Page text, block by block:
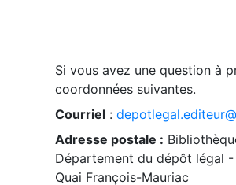
Si vous avez une question à
coordonnées suivantes.
Courriel :
Adresse postale :
Département du dépôt légal
Quai François-Mauriac